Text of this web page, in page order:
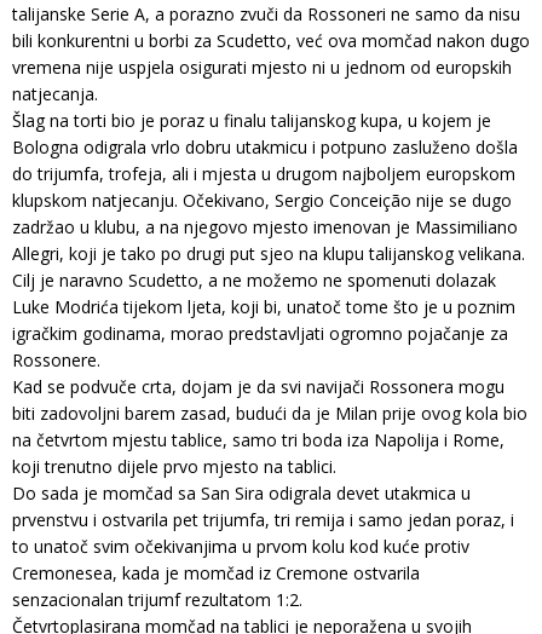
talijanske Serie A, a porazno zvuči da Rossoneri ne samo da nisu
bili konkurentni u borbi za Scudetto, već ova momčad nakon dugo
vremena nije uspjela osigurati mjesto ni u jednom od europskih
natjecanja.
Šlag na torti bio je poraz u finalu talijanskog kupa, u kojem je
Bologna odigrala vrlo dobru utakmicu i potpuno zasluženo došla
do trijumfa, trofeja, ali i mjesta u drugom najboljem europskom
klupskom natjecanju. Očekivano, Sergio Conceição nije se dugo
zadržao u klubu, a na njegovo mjesto imenovan je Massimiliano
Allegri, koji je tako po drugi put sjeo na klupu talijanskog velikana.
Cilj je naravno Scudetto, a ne možemo ne spomenuti dolazak
Luke Modrića tijekom ljeta, koji bi, unatoč tome što je u poznim
igračkim godinama, morao predstavljati ogromno pojačanje za
Rossonere.
Kad se podvuče crta, dojam je da svi navijači Rossonera mogu
biti zadovoljni barem zasad, budući da je Milan prije ovog kola bio
na četvrtom mjestu tablice, samo tri boda iza Napolija i Rome,
koji trenutno dijele prvo mjesto na tablici.
Do sada je momčad sa San Sira odigrala devet utakmica u
prvenstvu i ostvarila pet trijumfa, tri remija i samo jedan poraz, i
to unatoč svim očekivanjima u prvom kolu kod kuće protiv
Cremonesea, kada je momčad iz Cremone ostvarila
senzacionalan trijumf rezultatom 1:2.
Četvrtoplasirana momčad na tablici je neporažena u svojih